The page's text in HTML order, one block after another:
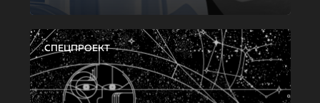
СПЕЦПРОЕКТ